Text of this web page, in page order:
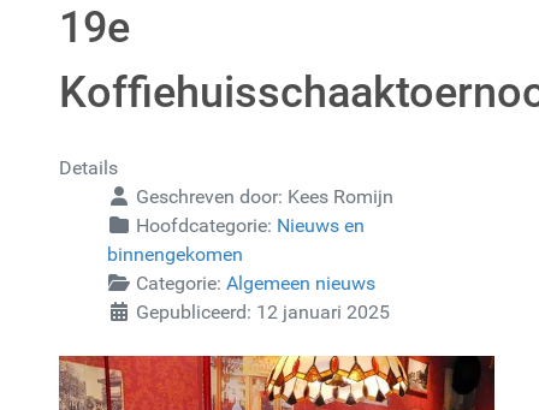
19e
Details
Geschreven door: Kees Romijn
Hoofdcategorie: Nieuws en
binnengekomen
Categorie: Algemeen nieuws
Gepubliceerd: 12 januari 2025